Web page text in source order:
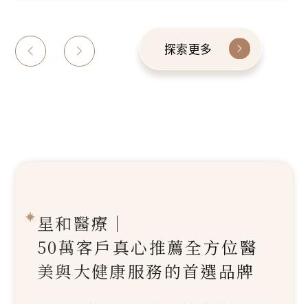
探索更多
星和醫療｜
50萬客戶真心推薦全方位醫
美與大健康服務的首選品牌